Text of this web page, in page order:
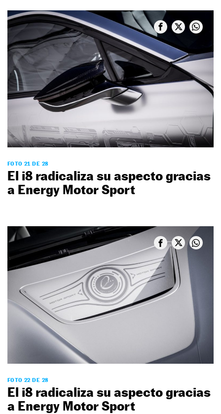
FOTO 21 DE 28
El i8 radicaliza su aspecto gracias
a Energy Motor Sport
FOTO 22 DE 28
El i8 radicaliza su aspecto gracias
a Energy Motor Sport